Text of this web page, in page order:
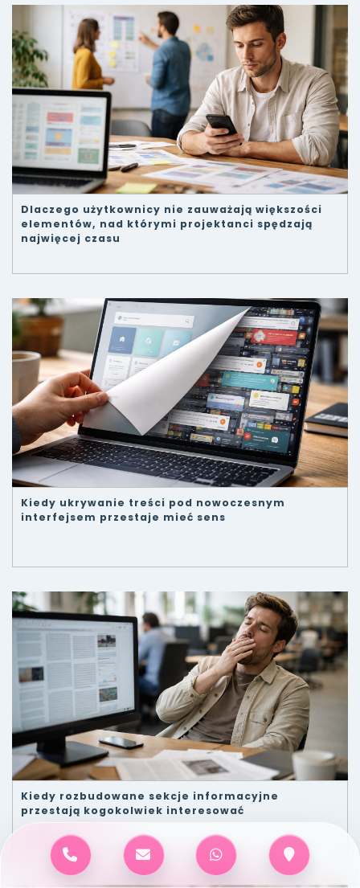
Dlaczego użytkownicy nie zauważają większości
elementów, nad którymi projektanci spędzają
najwięcej czasu
Kiedy ukrywanie treści pod nowoczesnym
interfejsem przestaje mieć sens
Kiedy rozbudowane sekcje informacyjne
przestają kogokolwiek interesować